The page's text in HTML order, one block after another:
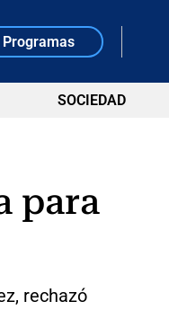
Programas
SOCIEDAD
para
rechazó